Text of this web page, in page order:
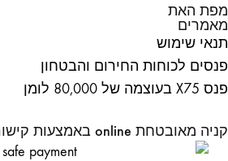
מפת האת
מאמרים
תנאי שימוש
פנסים לכוחות החירום והבטחון
פנס X75 בעוצמה של 80,000 לומן
קניה מאובטחת online באמצעות קישור מאובטח